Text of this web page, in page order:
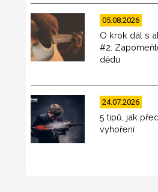
05.08.2026
O krok dál s
#2:
dědu
24.07.2026
5 tipů, jak
vyhoření